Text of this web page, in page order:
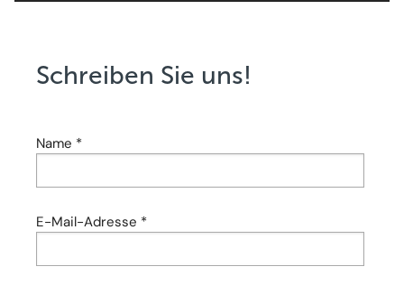
Schreiben Sie uns!
Name *
E-Mail-Adresse *